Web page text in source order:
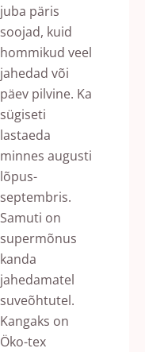
juba päris
soojad, kuid
hommikud veel
jahedad või
päev pilvine. Ka
sügiseti
lastaeda
minnes augusti
lõpus-
septembris.
Samuti on
supermõnus
kanda
jahedamatel
suveõhtutel.
Kangaks on
Öko-tex